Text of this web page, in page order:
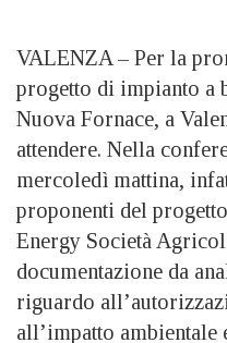
VALENZA – Per la
progetto di impianto a
Nuova Fornace, a
attendere. Nella
mercoledì mattina,
proponenti del
Energy Società
documentazione da
riguardo
all’impatto